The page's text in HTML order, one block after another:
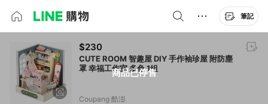
筆記
商品已停售
$230
CUTE ROOM 智趣屋 DIY 手作袖珍屋 附防塵
罩 幸福工作室 多色 1組
Coupang 酷澎